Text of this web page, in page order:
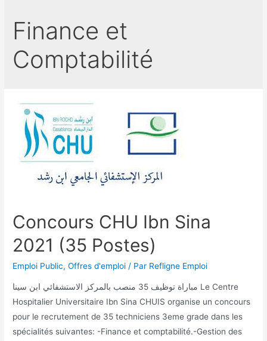
Finance et
Comptabilité
Concours CHU Ibn Sina
2021 (35 Postes)
Emploi Public,Offres d'emploi / Par Refligne Emploi
مباراة توظيف 35 منصب بالمركز الاستشفائي ابن سينا Le Centre
Hospitalier Universitaire Ibn Sina CHUIS organise un concours
pour le recrutement de 35 techniciens 3eme grade dans les
spécialités suivantes: -Finance et comptabilité.-Gestion des